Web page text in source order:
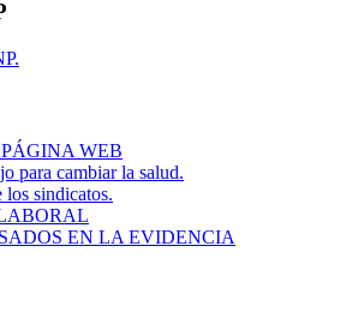
WEB
para cambiar la salud.
sindicatos.
EN LA EVIDENCIA